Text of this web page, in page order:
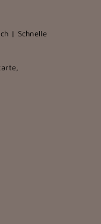
| Schnelle